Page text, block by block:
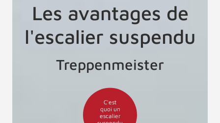
Les avantages de
l'escalier suspendu
Treppenmeister
C'est
quoi un
escalier